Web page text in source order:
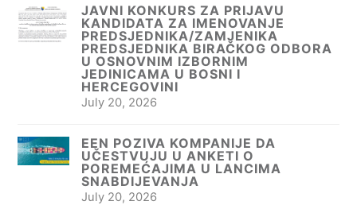
JAVNI KONKURS ZA PRIJAVU
KANDIDATA ZA IMENOVANJE
PREDSJEDNIKA/ZAMJENIKA
PREDSJEDNIKA BIRAČKOG ODBORA
U OSNOVNIM IZBORNIM
JEDINICAMA U BOSNI I
HERCEGOVINI
July 20, 2026
EEN POZIVA KOMPANIJE DA
UČESTVUJU U ANKETI O
POREMEĆAJIMA U LANCIMA
SNABDIJEVANJA
July 20, 2026